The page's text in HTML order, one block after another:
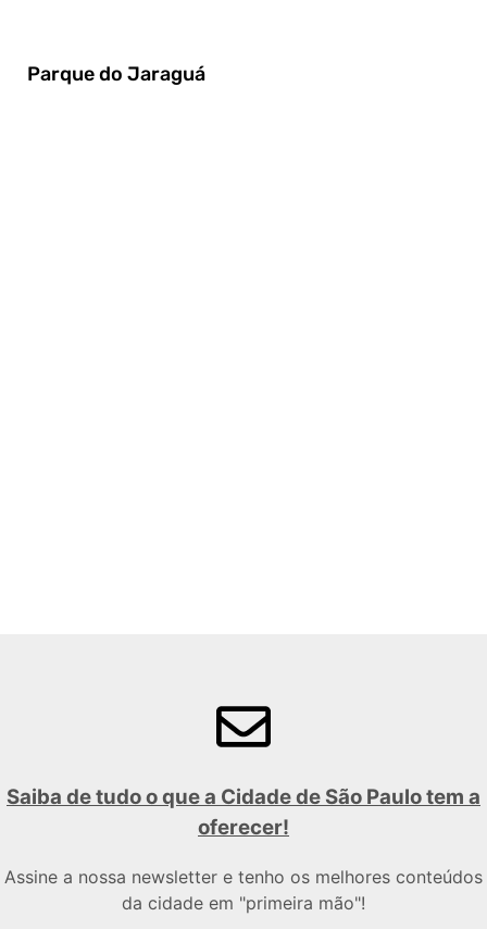
Parque do Jaraguá
Saiba de tudo o que a Cidade de São Paulo tem a
oferecer!
Assine a nossa newsletter e tenho os melhores conteúdos
da cidade em "primeira mão"!